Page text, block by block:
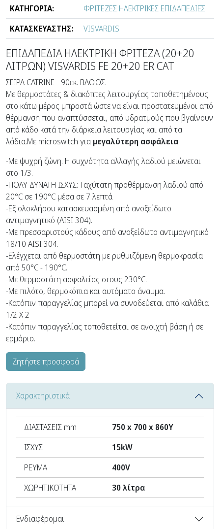
ΚΑΤΗΓΟΡΙΑ:
ΦΡΙΤΕΖΕΣ ΗΛΕΚΤΡΙΚΕΣ ΕΠΙΔΑΠΕΔΙΕΣ
ΚΑΤΑΣΚΕΥΑΣΤΗΣ:
VISVARDIS
ΕΠΙΔΑΠΕΔΙΑ ΗΛΕΚΤΡΙΚΗ ΦΡΙΤΕΖΑ (20+20
ΛΙΤΡΩΝ) VISVARDIS FE 20+20 ER CAT
ΣΕΙΡΑ CATRINE - 90εκ. ΒΑΘΟΣ.
Με θερμοστάτες & διακόπτες λειτουργίας τοποθετημένους
στο κάτω μέρος μπροστά ώστε να είναι προστατευμένοι από
θέρμανση που αναπτύσσεται, από υδρατμούς που βγαίνουν
από κάδο κατά την διάρκεια λειτουργίας και από τα
λάδια.Με microswitch για μεγαλύτερη ασφάλεια.
-Με ψυχρή ζώνη. Η συχνότητα αλλαγής λαδιού μειώνεται
στο 1/3.
-ΠΟΛΥ ΔΥΝΑΤΗ ΙΣΧΥΣ: Ταχύτατη προθέρμανση λαδιού από
20°C σε 190°C μέσα σε 7 λεπτά
-Εξ ολοκλήρου κατασκευασμένη από ανοξείδωτο
αντιμαγνητικό (ΑΙSI 304).
-Με πρεσσαριστούς κάδους από ανοξείδωτο αντιμαγνητικό
18/10 ΑISI 304.
-Ελέγχεται από θερμοστάτη με ρυθμιζόμενη θερμοκρασία
από 50°C - 190°C.
-Με θερμοστάτη ασφαλείας στους 230°C.
-Με πιλότο, θερμοκόπια και αυτόματο άναμμα.
-Κατόπιν παραγγελίας μπορεί να συνοδεύεται από καλάθια
1/2 Χ 2
-Κατόπιν παραγγελίας τοποθετείται σε ανοιχτή βάση ή σε
ερμάριο.
Ζητήστε προσφορά
Χαρακτηριστικά
ΔΙΑΣΤΑΣΕΙΣ mm
750 x 700 x 860Υ
ΙΣΧΥΣ
15kW
ΡΕΥΜΑ
400V
ΧΩΡΗΤΙΚΟΤΗΤΑ
30 λίτρα
Ενδιαφέρομαι